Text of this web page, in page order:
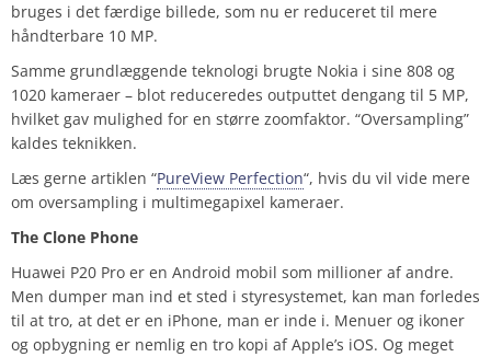
bruges i det færdige billede, som nu er reduceret til mere
håndterbare 10 MP.
Samme grundlæggende teknologi brugte Nokia i sine 808 og
1020 kameraer – blot reduceredes outputtet dengang til 5 MP,
hvilket gav mulighed for en større zoomfaktor. “Oversampling”
kaldes teknikken.
Læs gerne artiklen “PureView Perfection“, hvis du vil vide mere
om oversampling i multimegapixel kameraer.
The Clone Phone
Huawei P20 Pro er en Android mobil som millioner af andre.
Men dumper man ind et sted i styresystemet, kan man forledes
til at tro, at det er en iPhone, man er inde i. Menuer og ikoner
og opbygning er nemlig en tro kopi af Apple’s iOS. Og meget